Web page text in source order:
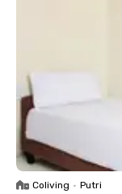
Coliving • Putri